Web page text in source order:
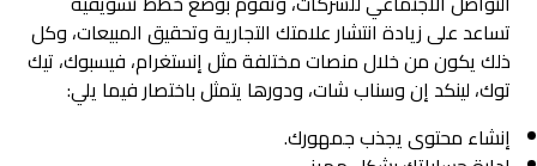
تساعد على زيادة انتشار علامتك التجارية وتحقيق المبيعات، وكل
ذلك يكون من خلال منصات مختلفة مثل إنستغرام، فيسبوك، تيك
توك، لينكد إن وسناب شات، ودورها يتمثل باختصار فيما يلي:
إنشاء محتوى يجذب جمهورك.